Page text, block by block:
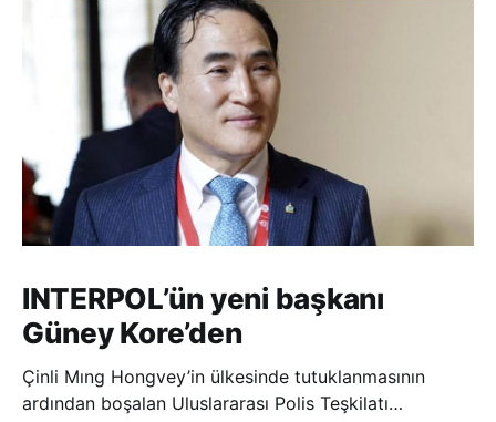
INTERPOL’ün yeni başkanı
Güney Kore’den
Çinli Mıng Hongvey’in ülkesinde tutuklanmasının
ardından boşalan Uluslararası Polis Teşkilatı